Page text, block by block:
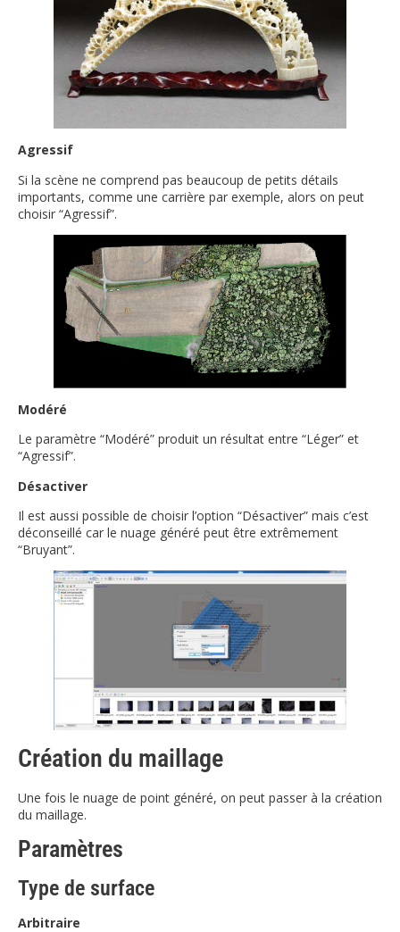
Agressif
Si la scène ne comprend pas beaucoup de petits détails
importants, comme une carrière par exemple, alors on peut
choisir “Agressif”.
Modéré
Le paramètre “Modéré” produit un résultat entre “Léger” et
“Agressif”.
Désactiver
Il est aussi possible de choisir l’option “Désactiver” mais c’est
déconseillé car le nuage généré peut être extrêmement
“Bruyant”.
Création du maillage
Une fois le nuage de point généré, on peut passer à la création
du maillage.
Paramètres
Type de surface
Arbitraire